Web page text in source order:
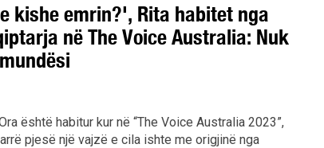
kishe emrin?', Rita habitet nga
në The Voice Australia: Nuk
është habitur kur në “The Voice Australia 2023”,
pjesë një vajzë e cila ishte me origjinë nga